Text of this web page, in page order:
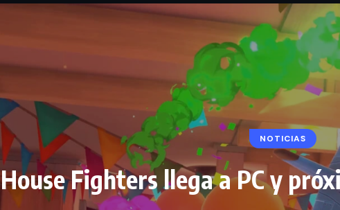
NOTICIAS
House Fighters llega a PC y